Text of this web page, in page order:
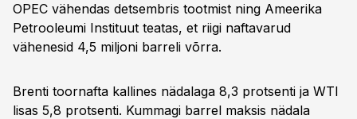
OPEC vähendas detsembris tootmist ning Ameerika
Petrooleumi Instituut teatas, et riigi naftavarud
vähenesid 4,5 miljoni barreli võrra.
Brenti toornafta kallines nädalaga 8,3 protsenti ja WTI
lisas 5,8 protsenti. Kummagi barrel maksis nädala